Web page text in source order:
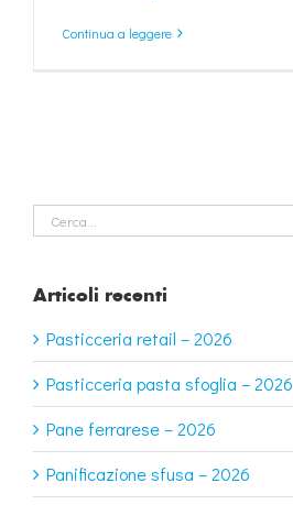
Continua a leggere
Cerca
per:
Articoli recenti
Pasticceria retail – 2026
Pasticceria pasta sfoglia – 2026
Pane ferrarese – 2026
Panificazione sfusa – 2026